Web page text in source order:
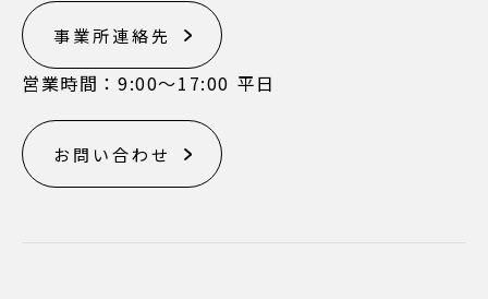
事業所連絡先
営業時間：9:00〜17:00 平日
お問い合わせ